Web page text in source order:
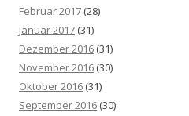
Februar 2017 (28)
Januar 2017 (31)
Dezember 2016 (31)
November 2016 (30)
Oktober 2016 (31)
September 2016 (30)